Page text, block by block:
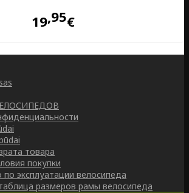
19 95€
товара
покупки
эксплуатации велосипеда
размеров рамы велосипеда